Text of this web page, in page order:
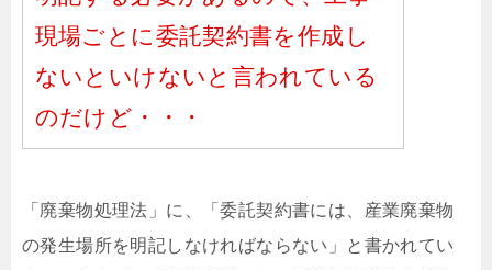
現場ごとに委託契約書を作成し
ないといけないと言われている
のだけど・・・
「廃棄物処理法」に、「委託契約書には、産業廃棄物
の発生場所を明記しなければならない」と書かれてい